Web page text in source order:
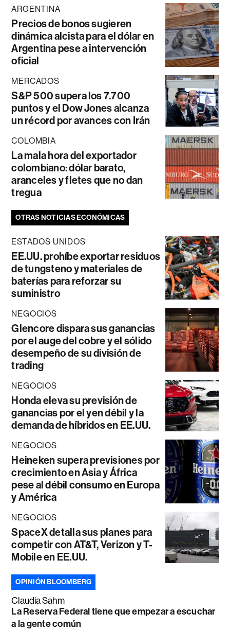
ARGENTINA
Precios de bonos sugieren
dinámica alcista para el dólar en
Argentina pese a intervención
oficial
MERCADOS
S&P 500 supera los 7.700
puntos y el Dow Jones alcanza
un récord por avances con Irán
COLOMBIA
La mala hora del exportador
colombiano: dólar barato,
aranceles y fletes que no dan
tregua
OTRAS NOTICIAS ECONÓMICAS
ESTADOS UNIDOS
EE.UU. prohíbe exportar residuos
de tungsteno y materiales de
baterías para reforzar su
suministro
NEGOCIOS
Glencore dispara sus ganancias
por el auge del cobre y el sólido
desempeño de su división de
trading
NEGOCIOS
Honda eleva su previsión de
ganancias por el yen débil y la
demanda de híbridos en EE.UU.
NEGOCIOS
Heineken supera previsiones por
crecimiento en Asia y África
pese al débil consumo en Europa
y América
NEGOCIOS
SpaceX detalla sus planes para
competir con AT&T, Verizon y T-
Mobile en EE.UU.
OPINIÓN BLOOMBERG
Claudia Sahm
La Reserva Federal tiene que empezar a escuchar
a la gente común